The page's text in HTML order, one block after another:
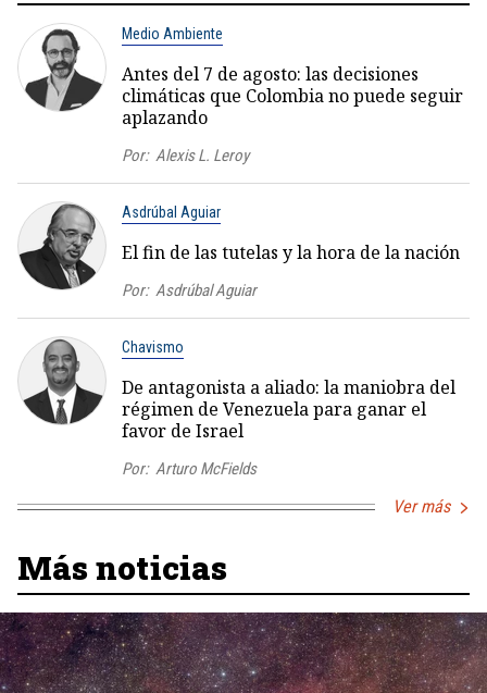
Medio Ambiente
Antes del 7 de agosto: las decisiones
climáticas que Colombia no puede seguir
aplazando
Por: Alexis L. Leroy
Asdrúbal Aguiar
El fin de las tutelas y la hora de la nación
Por: Asdrúbal Aguiar
Chavismo
De antagonista a aliado: la maniobra del
régimen de Venezuela para ganar el
favor de Israel
Por: Arturo McFields
Ver más
Más noticias